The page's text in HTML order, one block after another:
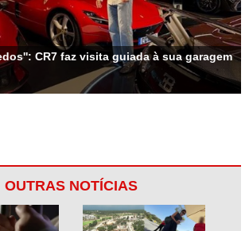
CR7 faz visita guiada à sua garagem
OUTRAS NOTÍCIAS